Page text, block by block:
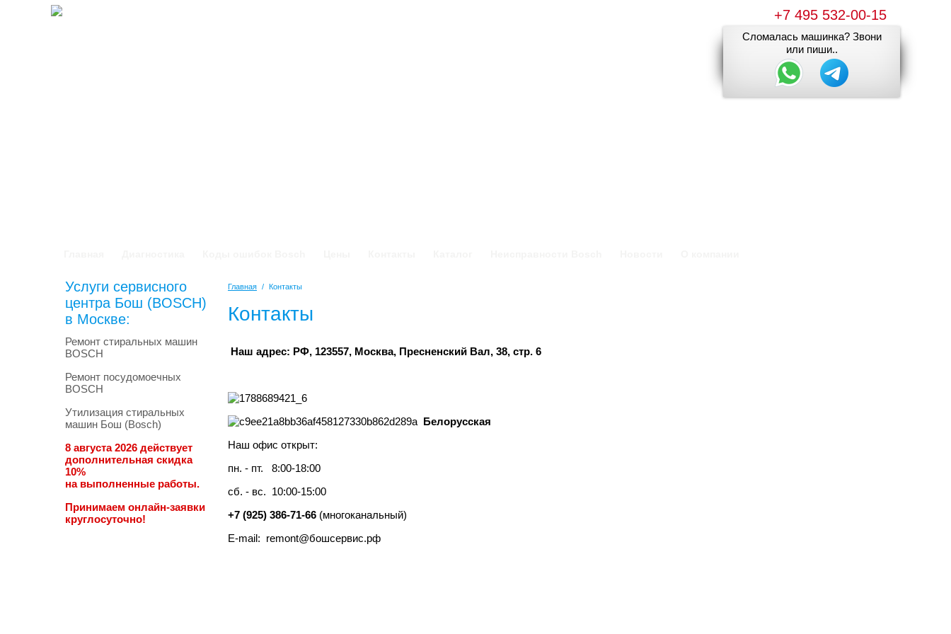
+7 495 532-00-15
Сломалась машинка? Звони
или пиши..
Главная / Контакты
Контакты
Наш адрес: РФ, 123557, Москва, Пресненский Вал, 38, стр. 6
Белорусская
Наш офис открыт:
пн. - пт. 8:00-18:00
cб. - вс. 10:00-15:00
+7 (925) 386-71-66 (многоканальный)
E-mail: remont@бошсервис.рф
Услуги сервисного
центра Бош (BOSCH)
в Москве:
Ремонт стиральных машин
BOSCH
Ремонт посудомоечных
BOSCH
Утилизация стиральных
машин Бош (Bosch)
8 августа 2026 действует
дополнительная скидка
10%
на выполненные работы.
Принимаем онлайн-заявки
круглосуточно!